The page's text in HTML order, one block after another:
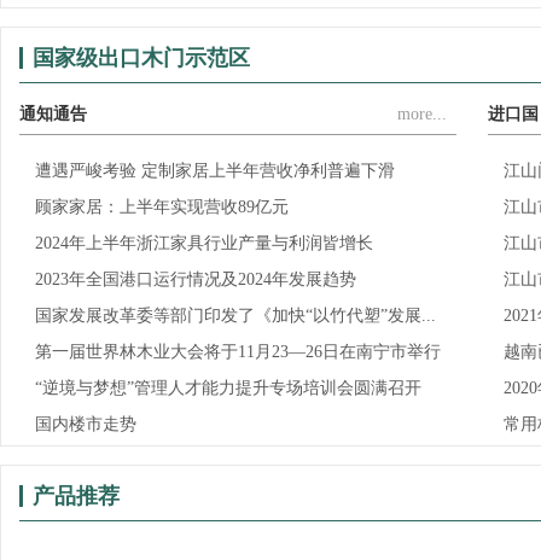
国家级出口木门示范区
通知通告 more...
遭遇严峻考验 定制家居上半年营收净利普遍下滑
顾家家居：上半年实现营收89亿元
2024年上半年浙江家具行业产量与利润皆增长
2023年全国港口运行情况及2024年发展趋势
国家发展改革委等部门印发了《加快“以竹代塑”发展...
第一届世界林木业大会将于11月23—26日在南宁市举行
“逆境与梦想”管理人才能力提升专场培训会圆满召开
国内楼市走势
进口
江山
江山
江山
江山
越
常用
产品推荐